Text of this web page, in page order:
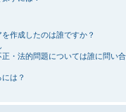
作成したのは誰ですか？
・法的問題については誰に問い
は？